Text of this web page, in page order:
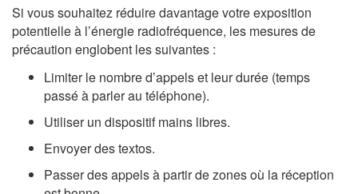
Si vous souhaitez réduire davantage votre exposition
potentielle à l’énergie radiofréquence, les mesures de
précaution englobent les suivantes :
Limiter le nombre d’appels et leur durée (temps
passé à parler au téléphone).
Utiliser un dispositif mains libres.
Envoyer des textos.
Passer des appels à partir de zones où la réception